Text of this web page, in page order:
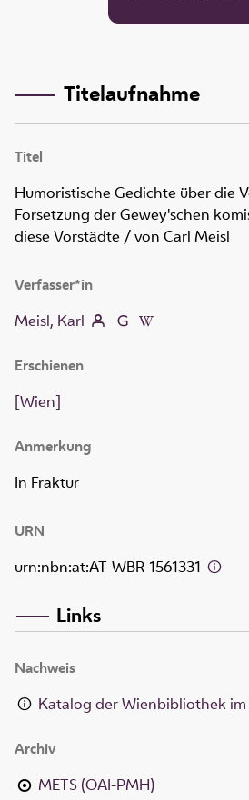
Titelaufnahme
Titel
Humoristische Gedichte über die
Forsetzung der Gewey'schen
diese Vorstädte / von Carl Meisl
Verfasser*in
Meisl, Karl
Erschienen
[Wien]
Anmerkung
In Fraktur
URN
urn:nbn:at:AT-WBR-1561331
Links
Nachweis
Katalog der Wienbibliothek im
Archiv
METS (OAI-PMH)